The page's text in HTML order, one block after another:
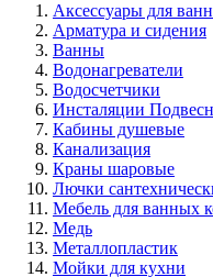
Аксессуары для
Арматура и сидения
Ванны
Водонагреватели
Водосчетчики
Инсталяции
Кабины душевые
Канализация
Краны шаровые
Лючки
Мебель для ванных
Медь
Металлопластик
Мойки для кухни